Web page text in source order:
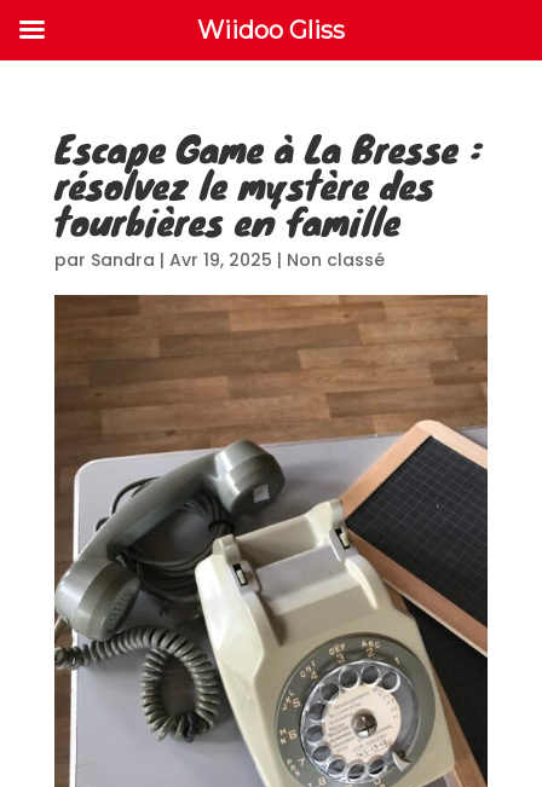
Escape Game à La Bresse :
résolvez le mystère des
tourbières en famille
par Sandra | Avr 19, 2025 | Non classé
Wiidoo Gliss